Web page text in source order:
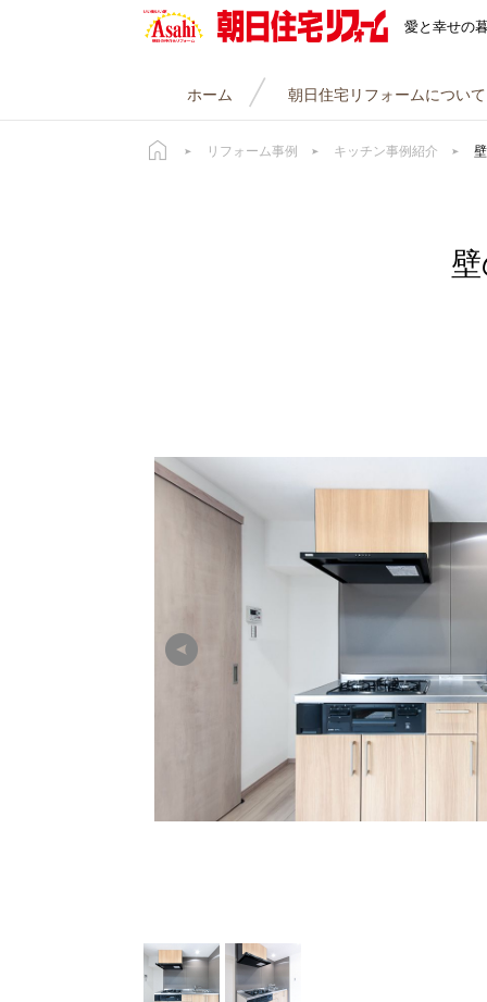
愛と幸せの
ホーム 朝日住宅リフォームについて
リフォーム事例 キッチン事例紹介